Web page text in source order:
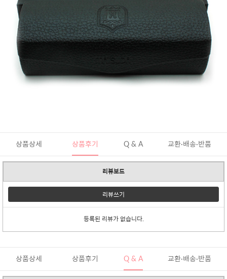
상품상세 상품후기 Q & A 교환·배송·반품
리뷰보드
리뷰쓰기
등록된 리뷰가 없습니다.
상품상세 상품후기 Q & A 교환·배송·반품